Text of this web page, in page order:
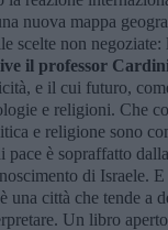
nuova mappa
scelte non
il professor
e il cui futuro,
e religioni. Che
e religione sono
è sopraffatto
di Israele.
città che tende a
Un libro